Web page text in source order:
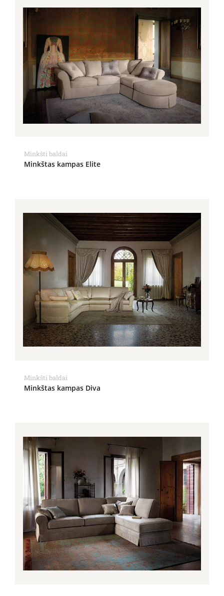
Minkšti baldai
Minkštas kampas Elite
Minkšti baldai
Minkštas kampas Diva